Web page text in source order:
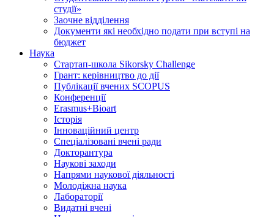
студії»
Заочне відділення
Документи які необхідно подати при вступі на
бюджет
Наука
Стартап-школа Sikorsky Challenge
Грант: керівництво до дії
Публікації вчених SCOPUS
Конференції
Erasmus+Bioart
Історія
Інноваційний центр
Спеціалізовані вчені ради
Докторантура
Наукові заходи
Напрями наукової діяльності
Молодіжна наука
Лабораторії
Видатні вчені